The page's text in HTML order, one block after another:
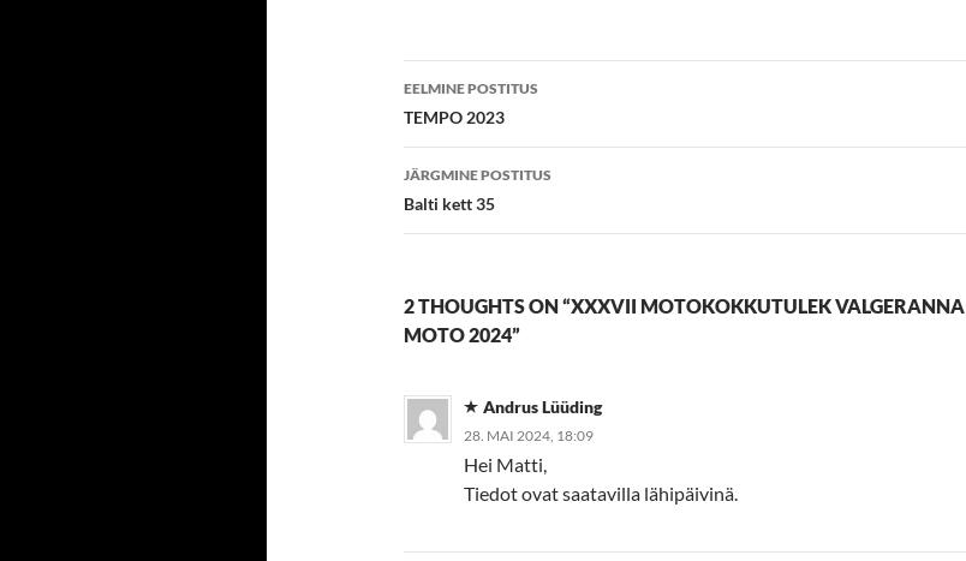
Postituste
töölaud
EELMINE POSTITUS
TEMPO 2023
JÄRGMINE POSTITUS
Balti kett 35
2 THOUGHTS ON “XXXVII MOTOKOKKUTULEK VALGERANNA
MOTO 2024”
Andrus Lüüding
28. MAI 2024, 18:09
Hei Matti,
Tiedot ovat saatavilla lähipäivinä.